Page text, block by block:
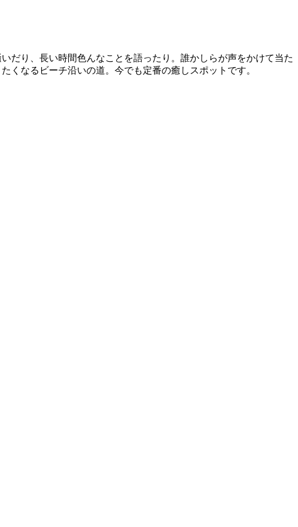
だり、長い時間色んなことを語ったり。誰かしらが声をかけて当た
くなるビーチ沿いの道。今でも定番の癒しスポットです。